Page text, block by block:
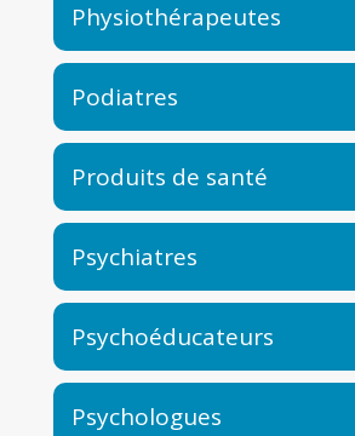
Physiothérapeutes
Podiatres
Produits de santé
Psychiatres
Psychoéducateurs
Psychologues